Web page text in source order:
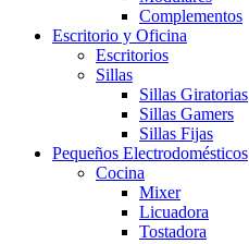
Complementos
Escritorio y Oficina
Escritorios
Sillas
Sillas Giratorias
Sillas Gamers
Sillas Fijas
Pequeños Electrodomésticos
Cocina
Mixer
Licuadora
Tostadora